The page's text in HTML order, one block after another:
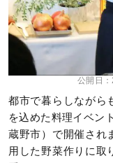
公開日：
都市で暮らしながら
を込めた料理イベン
蔵野市）で開催され
用した野菜作りに取